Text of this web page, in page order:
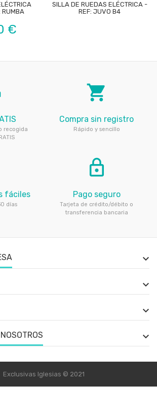
RUMBA
€
SILLA DE RUEDAS ELÉCTRICA -
REF: JUVO B4
recogida
local_grocery_store
Compra sin registro
Rápido y sencillo
fáciles
días
lock_outline
Pago seguro
Tarjeta de crédito/débito o
transferencia bancaria




Exclusivas Iglesias © 2021